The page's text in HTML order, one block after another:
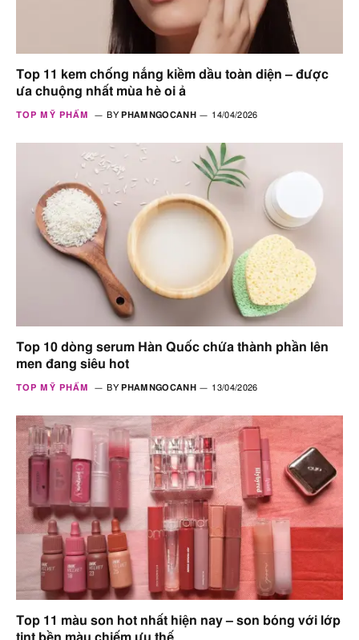
Top 11 kem chống nắng kiềm dầu toàn diện – được
ưa chuộng nhất mùa hè oi ả
TOP MỸ PHẨM BY PHAMNGOCANH 14/04/2026
Top 10 dòng serum Hàn Quốc chứa thành phần lên
men đang siêu hot
TOP MỸ PHẨM BY PHAMNGOCANH 13/04/2026
Top 11 màu son hot nhất hiện nay – son bóng với lớp